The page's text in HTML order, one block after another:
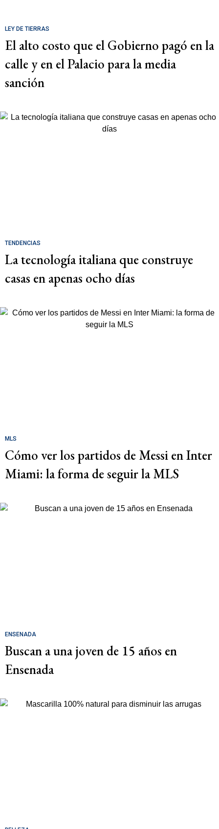
LEY DE TIERRAS
El alto costo que el Gobierno pagó en la
calle y en el Palacio para la media
sanción
TENDENCIAS
La tecnología italiana que construye
casas en apenas ocho días
MLS
Cómo ver los partidos de Messi en Inter
Miami: la forma de seguir la MLS
ENSENADA
Buscan a una joven de 15 años en
Ensenada